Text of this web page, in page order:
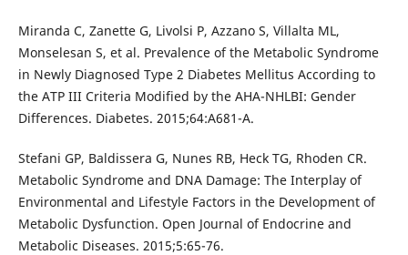
Miranda C, Zanette G, Livolsi P, Azzano S, Villalta ML,
Monselesan S, et al. Prevalence of the Metabolic Syndrome
in Newly Diagnosed Type 2 Diabetes Mellitus According to
the ATP III Criteria Modified by the AHA-NHLBI: Gender
Differences. Diabetes. 2015;64:A681-A.
Stefani GP, Baldissera G, Nunes RB, Heck TG, Rhoden CR.
Metabolic Syndrome and DNA Damage: The Interplay of
Environmental and Lifestyle Factors in the Development of
Metabolic Dysfunction. Open Journal of Endocrine and
Metabolic Diseases. 2015;5:65-76.